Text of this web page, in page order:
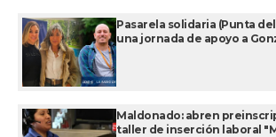
Pasarela solidaria (Punta
una jornada de apoyo a
Maldonado: abren
taller de inserción laboral